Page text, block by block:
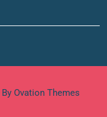
By Ovation Themes